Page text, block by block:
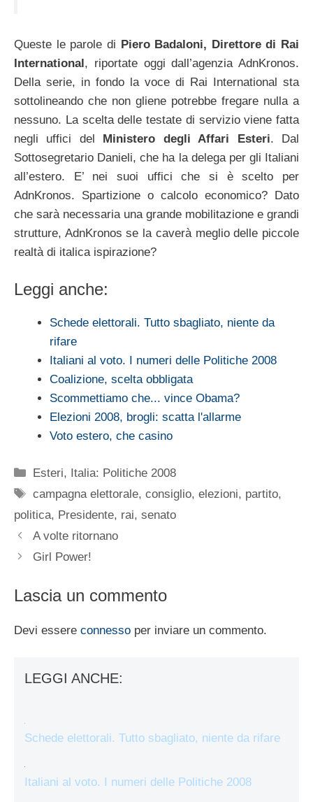
Queste le parole di Piero Badaloni, Direttore di Rai
International , riportate oggi dall’agenzia AdnKronos.
Della serie, in fondo la voce di Rai International sta
sottolineando che non gliene potrebbe fregare nulla a
nessuno. La scelta delle testate di servizio viene fatta
negli uffici del
Ministero degli Affari Esteri. Dal
Sottosegretario Danieli, che ha la delega per gli Italiani
all’estero. E’ nei suoi uffici che si è scelto per
AdnKronos. Spartizione o calcolo economico? Dato
che sarà necessaria una grande mobilitazione e grandi
strutture, AdnKronos se la caverà meglio delle piccole
realtà di italica ispirazione?
Leggi anche:
Schede elettorali. Tutto sbagliato, niente da
rifare
Italiani al voto. I numeri delle Politiche 2008
Coalizione, scelta obbligata
Scommettiamo che... vince Obama?
Elezioni 2008, brogli: scatta l'allarme
Voto estero, che casino
Categorie
Esteri, Italia: Politiche 2008
Tag
campagna elettorale,consiglio,elezioni, partito,
politica, Presidente, rai, senato
A volte ritornano
Girl Power!
Lascia un commento
Devi essere connesso per inviare un commento.
LEGGI ANCHE:
Schede elettorali. Tutto sbagliato, niente da rifare
Italiani al voto. I numeri delle Politiche 2008